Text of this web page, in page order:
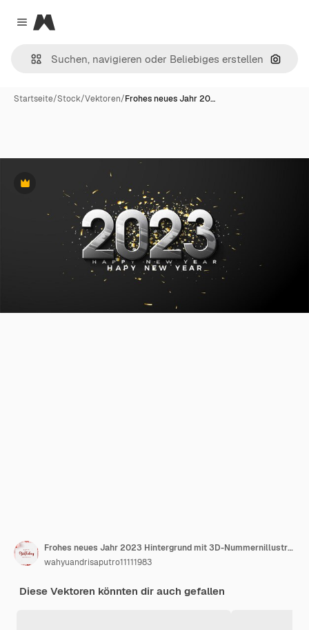
Close menu
Magnific
Nach
Startseite/Stock/Vektoren/Frohes neues Jahr 20…
Premium
Frohes neues Jahr 2023 Hintergrund mit 3D-Nummernillustration.
wahyuandrisaputro11111983
Diese Vektoren könnten dir auch gefallen